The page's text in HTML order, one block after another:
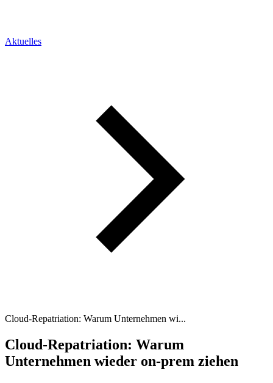
Aktuelles
Cloud-Repatriation: Warum Unternehmen wi...
Cloud-Repatriation: Warum
Unternehmen wieder on-prem ziehen